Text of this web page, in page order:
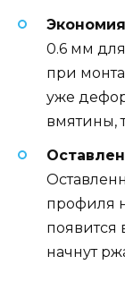
0.6 мм
при
уже
вмятины,
профиля
появится
начнут